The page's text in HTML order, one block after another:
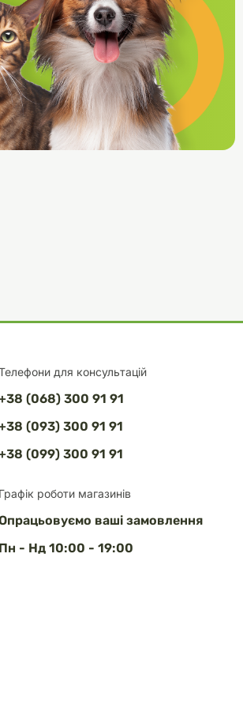
для консультацій
(068) 300 91 91
(093) 300 91 91
(099) 300 91 91
Графік роботи магазинів
ваші замовлення
Пн - Нд 10:00 - 19:00